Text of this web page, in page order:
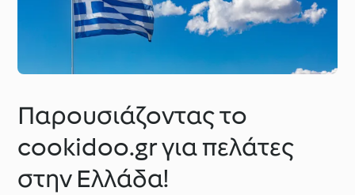
Παρουσιάζοντας το
cookidoo.gr για πελάτες
στην Ελλάδα!